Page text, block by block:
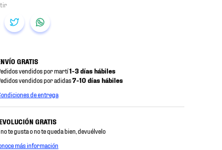
GRATIS
vendidos por martí1-3 días hábiles
vendidos por adidas7-10 días hábiles
de entrega
GRATIS
te gusta o no te queda bien, devuélvelo
más información